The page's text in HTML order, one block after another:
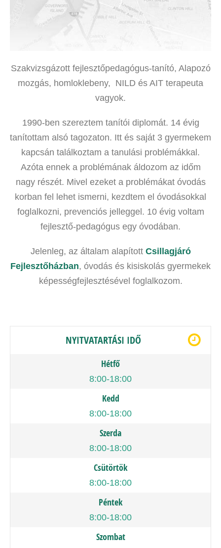
Szakvizsgázott fejlesztőpedagógus-tanító, Alapozó
mozgás, homloklebeny, NILD és AIT terapeuta
vagyok.
1990-ben szereztem tanítói diplomát. 14 évig
tanítottam alsó tagozaton. Itt és saját 3 gyermekem
kapcsán találkoztam a tanulási problémákkal.
Azóta ennek a problémának áldozom az időm
nagy részét. Mivel ezeket a problémákat óvodás
korban fel lehet ismerni, kezdtem el óvodásokkal
foglalkozni, prevenciós jelleggel. 10 évig voltam
fejlesztő-pedagógus egy óvodában.
Jelenleg, az általam alapított Csillagjáró
Fejlesztőházban, óvodás és kisiskolás gyermekek
képességfejlesztésével foglalkozom.
NYITVATARTÁSI IDŐ
Hétfő
8:00-18:00
Kedd
8:00-18:00
Szerda
8:00-18:00
Csütörtök
8:00-18:00
Péntek
8:00-18:00
Szombat